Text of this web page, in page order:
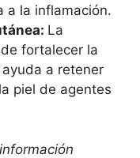
a la inflamación.
La
fortalecer la
a retener
piel de agentes